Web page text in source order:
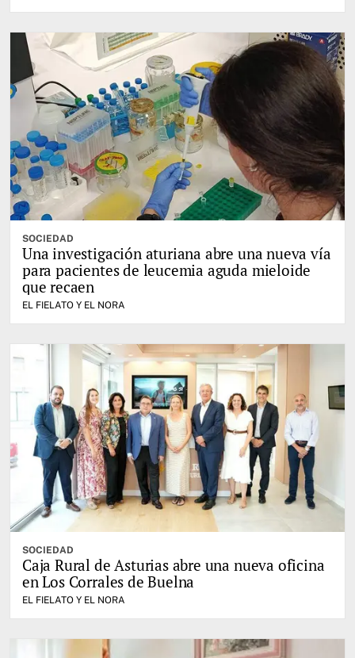
SOCIEDAD
Una investigación aturiana abre una nueva vía
para pacientes de leucemia aguda mieloide
que recaen
EL FIELATO Y EL NORA
SOCIEDAD
Caja Rural de Asturias abre una nueva oficina
en Los Corrales de Buelna
EL FIELATO Y EL NORA